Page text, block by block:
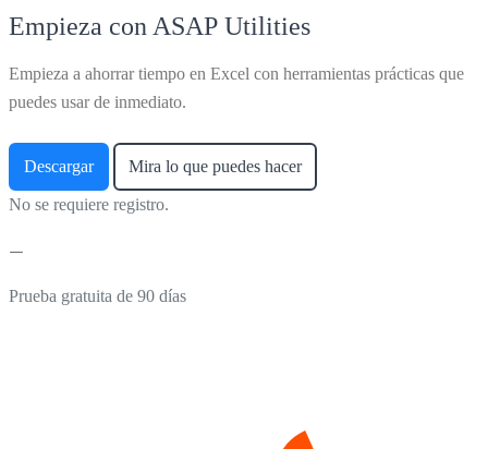
Empieza con ASAP Utilities
Empieza a ahorrar tiempo en Excel con herramientas prácticas que
puedes usar de inmediato.
Descargar Mira lo que puedes hacer
No se requiere registro.
Prueba gratuita de 90 días